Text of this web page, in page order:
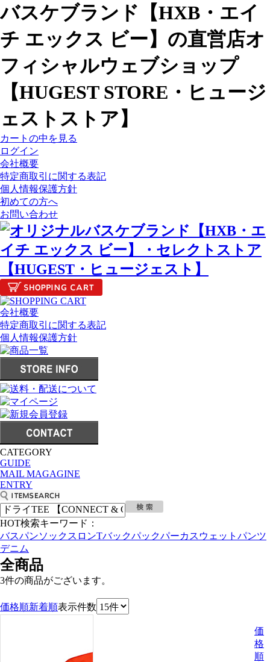
バスケブランド【HXB・エイ
チ エックス ビー】の直営店オ
フィシャルウェブショップ
【HUGEST STORE・ヒュージ
ェストストア】
カートの中を見る
ログイン
会社概要
特定商取引に関する表記
個人情報保護方針
初めての方へ
お問い合わせ
会社概要
特定商取引に関する表記
個人情報保護方針
CATEGORY
GUIDE
MAIL MAGAGINE
ENTRY
HOT検索キーワード：
バスパンソックス ロンTバックパックパーカ スウェットパンツ
デニム
全商品
3件の商品がございます。
価格順新着順表示件数
価
格
順